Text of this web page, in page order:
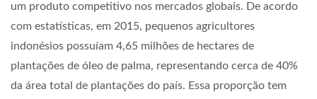
um produto competitivo nos mercados globais. De acordo
com estatísticas, em 2015, pequenos agricultores
indonésios possuíam 4,65 milhões de hectares de
plantações de óleo de palma, representando cerca de 40%
da área total de plantações do país. Essa proporção tem